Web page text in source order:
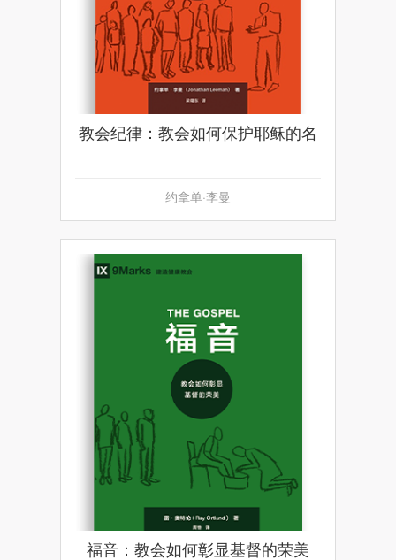
教会纪律：教会如何保护耶稣的名
约拿单·李曼
福音：教会如何彰显基督的荣美